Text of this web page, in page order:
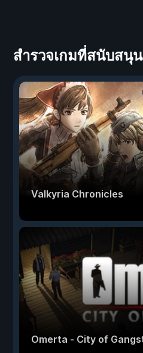
สำรวจเกมที่สนับสนุ
Valkyria Chronicles
Omerta - City of